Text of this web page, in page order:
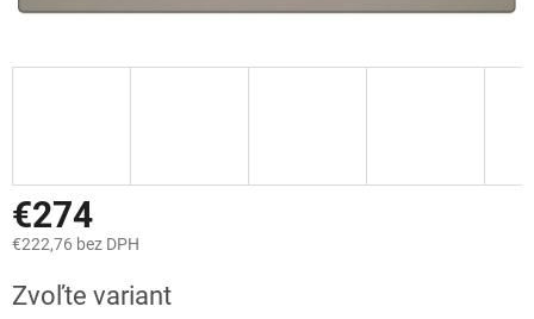
€274
€222,76 bez DPH
cena:
Zvoľte variant